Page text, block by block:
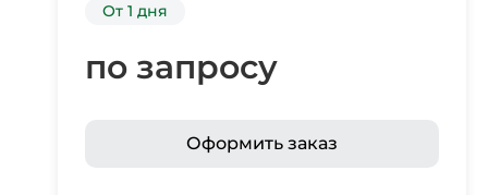
От 1 дня
по запросу
Оформить заказ